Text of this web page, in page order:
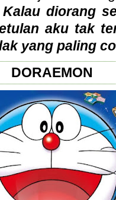
Kalau diorang
aku tak
yang paling
DORAEMON